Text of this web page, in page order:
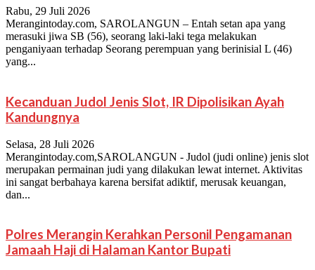
Rabu, 29 Juli 2026
Merangintoday.com, SAROLANGUN – Entah setan apa yang
merasuki jiwa SB (56), seorang laki-laki tega melakukan
penganiyaan terhadap Seorang perempuan yang berinisial L (46)
yang...
Kecanduan Judol Jenis Slot, IR Dipolisikan Ayah
Kandungnya
Selasa, 28 Juli 2026
Merangintoday.com,SAROLANGUN - Judol (judi online) jenis slot
merupakan permainan judi yang dilakukan lewat internet. Aktivitas
ini sangat berbahaya karena bersifat adiktif, merusak keuangan,
dan...
Polres Merangin Kerahkan Personil Pengamanan
Jamaah Haji di Halaman Kantor Bupati